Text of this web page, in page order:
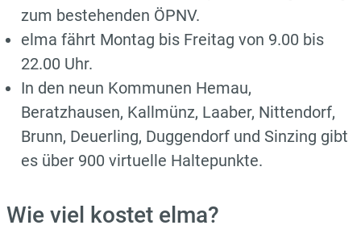
zum bestehenden ÖPNV.
elma fährt Montag bis Freitag von 9.00 bis
22.00 Uhr.
In den neun Kommunen Hemau,
Beratzhausen, Kallmünz, Laaber, Nittendorf,
Brunn, Deuerling, Duggendorf und Sinzing gibt
es über 900 virtuelle Haltepunkte.
Wie viel kostet elma?